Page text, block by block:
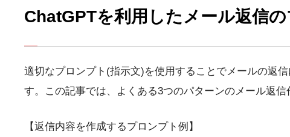
ChatGPTを利用したメール返信
適切なプロンプト(指示文)を使用することでメールの返
す。この記事では、よくある3つのパターンのメール返
【返信内容を作成するプロンプト例】